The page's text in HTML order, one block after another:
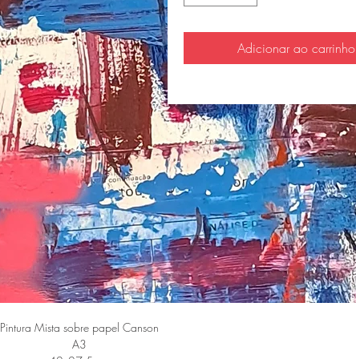
Adicionar ao carrinho
Pintura Mista sobre papel Canson
A3